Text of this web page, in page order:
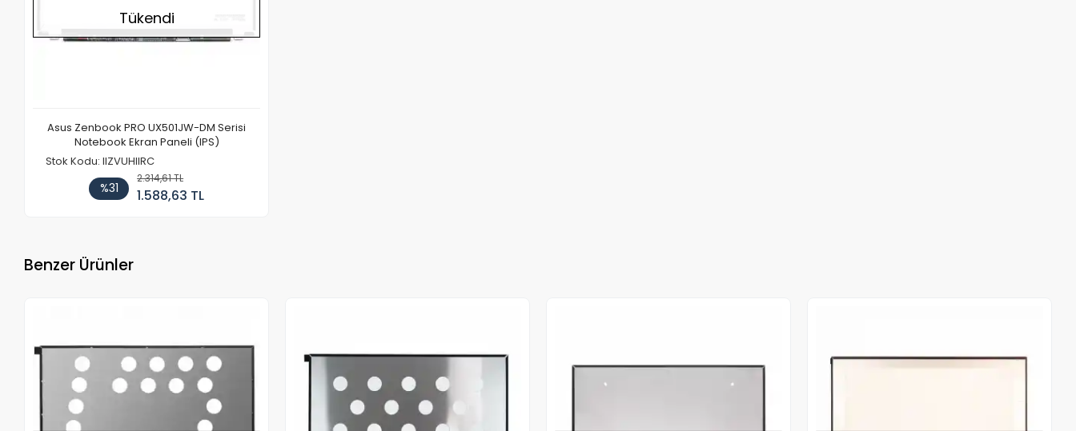
Tükendi
Asus Zenbook PRO UX501JW-DM Serisi
Notebook Ekran Paneli (IPS)
Stok Kodu: IIZVUHIIRC
%31
2.314,61 TL
1.588,63 TL
Benzer Ürünler